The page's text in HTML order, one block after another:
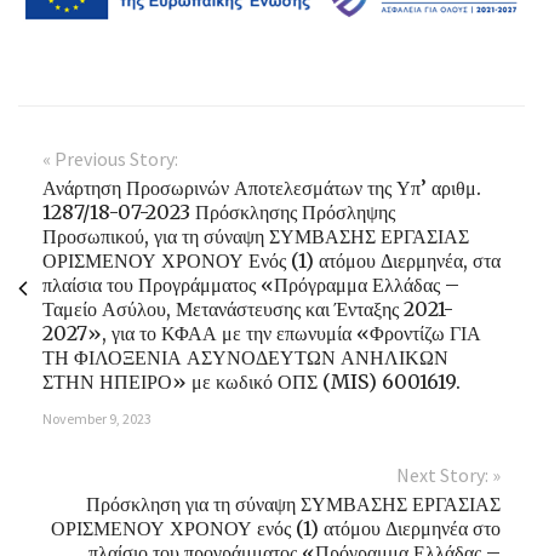
« Previous Story:
Ανάρτηση Προσωρινών Αποτελεσμάτων της Υπ’ αριθμ.
1287/18-07-2023 Πρόσκλησης Πρόσληψης
Προσωπικού, για τη σύναψη ΣΥΜΒΑΣΗΣ ΕΡΓΑΣΙΑΣ
ΟΡΙΣΜΕΝΟΥ ΧΡΟΝΟΥ Ενός (1) ατόμου Διερμηνέα, στα
πλαίσια του Προγράμματος «Πρόγραμμα Ελλάδας –
Ταμείο Ασύλου, Μετανάστευσης και Ένταξης 2021-
2027», για το ΚΦΑΑ με την επωνυμία «Φροντίζω ΓΙΑ
ΤΗ ΦΙΛΟΞΕΝΙΑ ΑΣΥΝΟΔΕΥΤΩΝ ΑΝΗΛΙΚΩΝ
ΣΤΗΝ ΗΠΕΙΡΟ» με κωδικό ΟΠΣ (MIS) 6001619.
November 9, 2023
Next Story: »
Πρόσκληση για τη σύναψη ΣΥΜΒΑΣΗΣ ΕΡΓΑΣΙΑΣ
ΟΡΙΣΜΕΝΟΥ ΧΡΟΝΟΥ ενός (1) ατόμου Διερμηνέα στο